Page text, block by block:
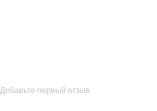
Добавьте первый отзыв